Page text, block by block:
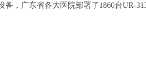
，广东省各大医院部署了1860台UR-